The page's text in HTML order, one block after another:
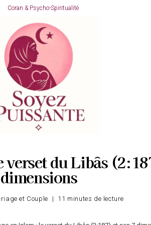
Coran & Psycho-Spiritualité
du Libâs
dimensions
et Couple 11 minutes de lecture